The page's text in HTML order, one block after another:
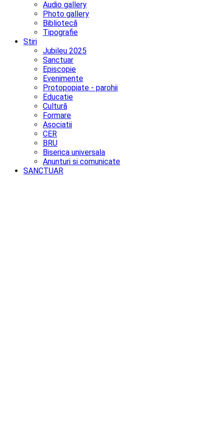
Audio gallery
Photo gallery
Bibliotecă
Tipografie
Stiri
Jubileu 2025
Sanctuar
Episcopie
Evenimente
Protopopiate - parohii
Educatie
Cultură
Formare
Asociatii
CER
BRU
Biserica universala
Anunturi si comunicate
SANCTUAR